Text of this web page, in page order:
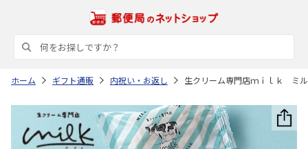
ホーム ギフト通販 内祝い・お返し 生クリーム専門店ｍｉｌｋ ミ